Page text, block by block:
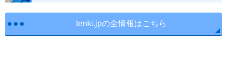
tenki.jpの全情報はこちら